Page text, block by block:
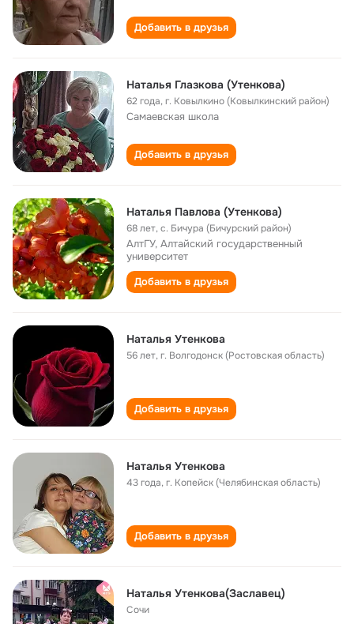
Добавить в друзья
Наталья Глазкова (Утенкова)
62 года,г. Ковылкино (Ковылкинский район)
Самаевская школа
Добавить в друзья
Наталья Павлова (Утенкова)
68 лет,с. Бичура (Бичурский район)
АлтГУ, Алтайский государственный
университет
Добавить в друзья
Наталья Утенкова
56 лет,г. Волгодонск (Ростовская область)
Добавить в друзья
Наталья Утенкова
43 года,г. Копейск (Челябинская область)
Добавить в друзья
Наталья Утенкова(Заславец)
Сочи